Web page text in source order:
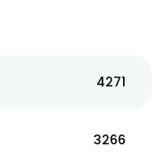
4271
3266